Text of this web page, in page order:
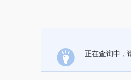
正在查询中，